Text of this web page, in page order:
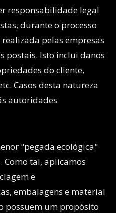
responsabilidade legal
durante o processo
pelas empresas
postais. Isto inclui danos
do cliente,
Casos desta natureza
autoridades
"pegada ecológica"
Como tal, aplicamos
e
embalagens e material
possuem um propósito